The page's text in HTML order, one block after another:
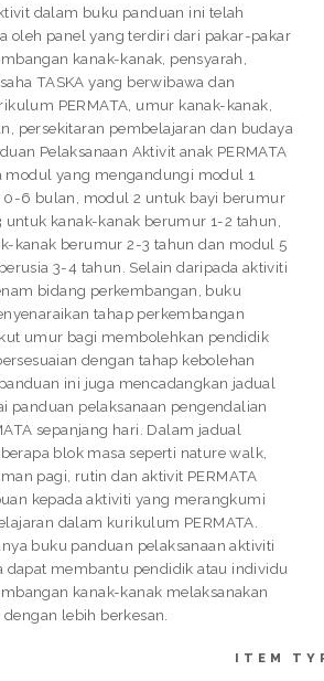
dalam buku panduan ini telah
oleh panel yang terdiri dari pakar-pakar
kanak-kanak, pensyarah,
TASKA yang berwibawa dan
PERMATA, umur kanak-kanak,
persekitaran pembelajaran dan budaya
Pelaksanaan Aktivit anak PERMATA
modul yang mengandungi modul 1
6 bulan, modul 2 untuk bayi berumur
untuk kanak-kanak berumur 1-2 tahun,
kanak berumur 2-3 tahun dan modul 5
3-4 tahun. Selain daripada aktiviti
bidang perkembangan, buku
tahap perkembangan
umur bagi membolehkan pendidik
dengan tahap kebolehan
ini juga mencadangkan jadual
panduan pelaksanaan pengendalian
sepanjang hari. Dalam jadual
blok masa seperti nature walk,
pagi, rutin dan aktivit PERMATA
kepada aktiviti yang merangkumi
dalam kurikulum PERMATA.
buku panduan pelaksanaan aktiviti
dapat membantu pendidik atau individu
kanak-kanak melaksanakan
lebih berkesan.
ITEM